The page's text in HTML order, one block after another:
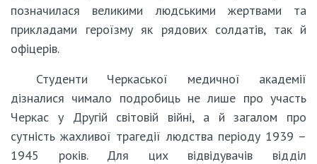
позначилася великими людськими жертвами та
прикладами героїзму як рядових солдатів, так й
офіцерів.
Студенти Черкаської медичної академії
дізналися чимало подробиць не лише про участь
Черкас у Другій світовій війні, а й загалом про
сутність жахливої трагедії людства періоду 1939 –
1945 років. Для цих відвідувачів відділ